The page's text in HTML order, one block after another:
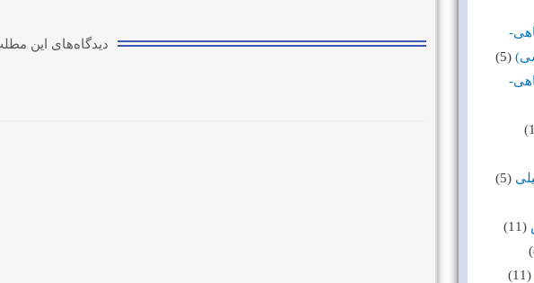
(5)
(5)
(11)
(11)
دیدگاه‌های این